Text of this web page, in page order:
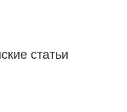
статьи